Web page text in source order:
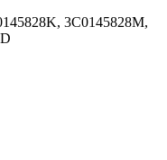
3C0145828M,